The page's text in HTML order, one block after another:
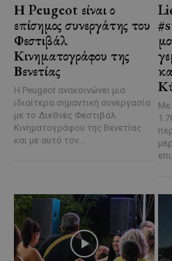
Η Peugeot είναι ο
επίσημος συνεργάτης του
Φεστιβάλ
Κινηματογράφου της
Βενετίας
Η Peugeot ανακοινώνει μια
ιδιαίτερα σημαντική συνεργασία
με το Διεθνές Φεστιβάλ
Κινηματογράφου της Βενετίας
και με αυτό τον...
Με